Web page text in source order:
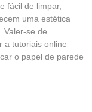
fácil de limpar,
uma estética
Valer-se de
a tutoriais online
o papel de parede